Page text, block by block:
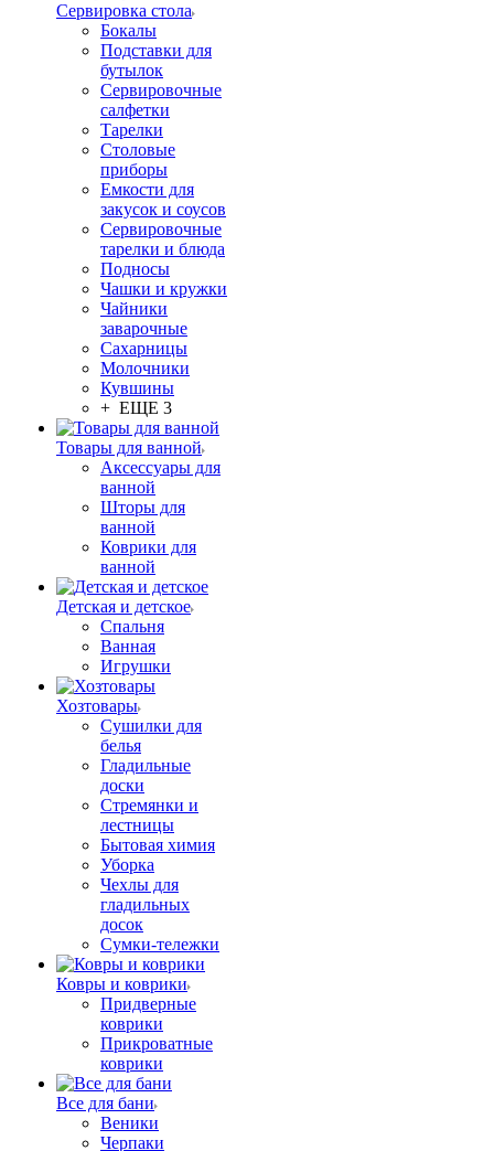
Сервировка стола
Бокалы
Подставки для
бутылок
Сервировочные
салфетки
Тарелки
Столовые
приборы
Емкости для
закусок и соусов
Сервировочные
тарелки и блюда
Подносы
Чашки и кружки
Чайники
заварочные
Сахарницы
Молочники
Кувшины
+ ЕЩЕ 3
Товары для ванной
Аксессуары для
ванной
Шторы для
ванной
Коврики для
ванной
Детская и детское
Спальня
Ванная
Игрушки
Хозтовары
Сушилки для
белья
Гладильные
доски
Стремянки и
лестницы
Бытовая химия
Уборка
Чехлы для
гладильных
досок
Сумки-тележки
Ковры и коврики
Придверные
коврики
Прикроватные
коврики
Все для бани
Веники
Черпаки